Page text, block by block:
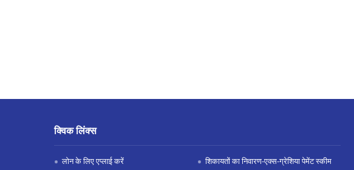
क्विक लिंक्स
लोन के लिए एप्लाई करें
शिकायतों का निवारण-एक्स-ग्रेशिया पेमेंट स्कीम